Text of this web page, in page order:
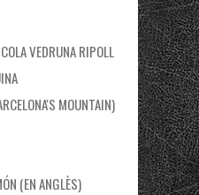
VEDRUNA RIPOLL
MOUNTAIN)
(EN ANGLÈS)